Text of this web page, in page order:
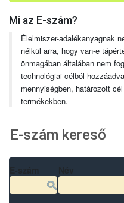
Mi az E-szám?
Élelmiszer-adalékanyagnak
nélkül arra, hogy van-e
önmagában általában nem
technológiai célból
mennyiségben, határozott
termékekben.
E-szám kereső